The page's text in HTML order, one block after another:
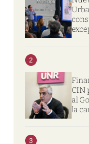
2
CIN
al
la
3